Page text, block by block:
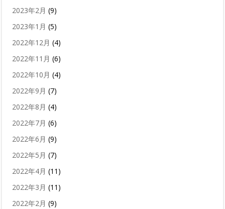
2023年2月 (9)
2023年1月 (5)
2022年12月 (4)
2022年11月 (6)
2022年10月 (4)
2022年9月 (7)
2022年8月 (4)
2022年7月 (6)
2022年6月 (9)
2022年5月 (7)
2022年4月 (11)
2022年3月 (11)
2022年2月 (9)